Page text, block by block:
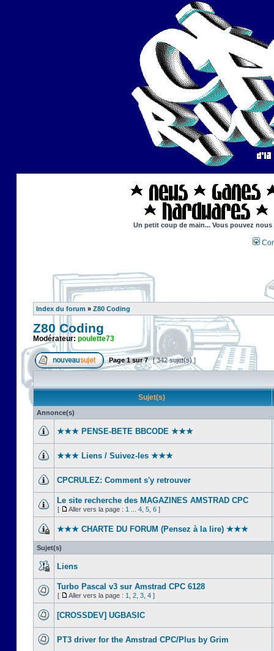
Un petit coup de main... Vous pouvez
Index du forum » Z80 Coding
Z80 Coding
Modérateur: poulette73
Page1sur7 [ 342 sujet(s) ]
Sujet(s)
Annonce(s)
★★★ PENSE-BETE BBCODE ★★★
★★★ Liens / Suivez-les ★★★
CPCRULEZ: Comment s'y retrouver‎
Le site recherche des MAGAZINES AMSTRAD CPC
[ Aller vers la page : 1 4 5 6 ]
★★★ CHARTE DU FORUM (Pensez à la lire) ★★★
Sujet(s)
Liens
Turbo Pascal v3 sur Amstrad CPC 6128
[ Aller vers la page : 1 2 3 4 ]
[CROSSDEV] UGBASIC
PT3 driver for the Amstrad CPC/Plus by Grim